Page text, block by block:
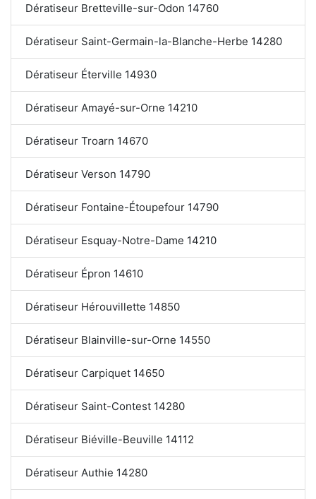
Dératiseur Bretteville-sur-Odon 14760
Dératiseur Saint-Germain-la-Blanche-Herbe 14280
Dératiseur Éterville 14930
Dératiseur Amayé-sur-Orne 14210
Dératiseur Troarn 14670
Dératiseur Verson 14790
Dératiseur Fontaine-Étoupefour 14790
Dératiseur Esquay-Notre-Dame 14210
Dératiseur Épron 14610
Dératiseur Hérouvillette 14850
Dératiseur Blainville-sur-Orne 14550
Dératiseur Carpiquet 14650
Dératiseur Saint-Contest 14280
Dératiseur Biéville-Beuville 14112
Dératiseur Authie 14280